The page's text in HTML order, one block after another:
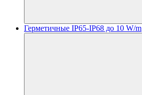
Герметичные IP65-IP68 до 10 W/m